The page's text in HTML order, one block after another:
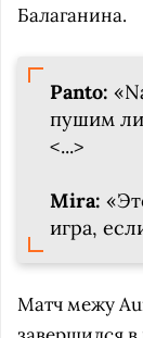
Балаганина.
Panto:
пушим
<...>
Mira:
игра,
Матч межу